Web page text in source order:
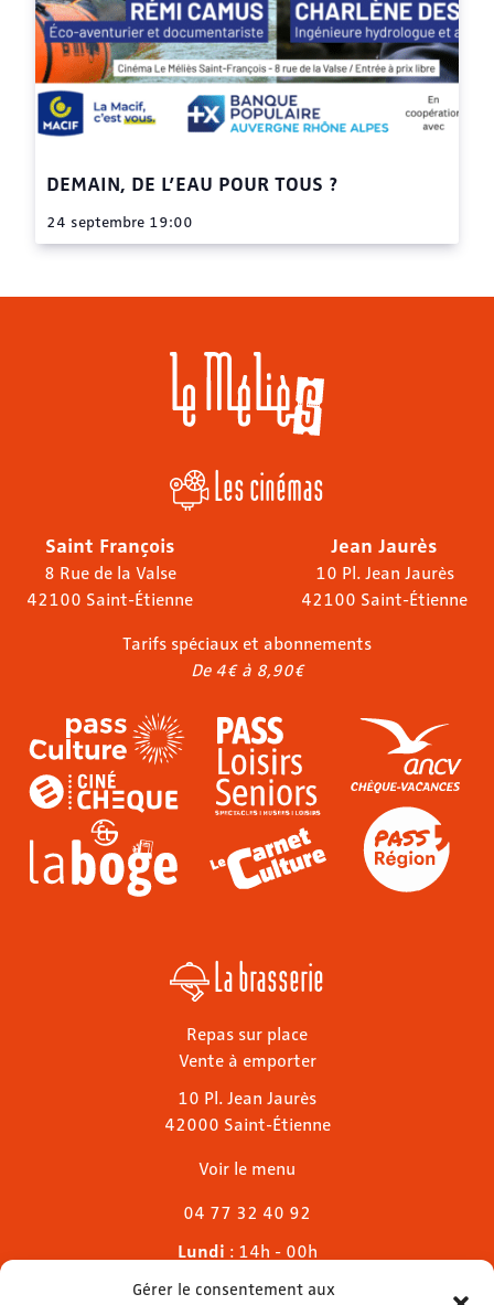
Gérer le consentement aux
DEMAIN, DE L’EAU POUR TOUS ?
24 septembre 19:00
Les cinémas
Saint François
8 Rue de la Valse
42100 Saint-Étienne
Jean Jaurès
10 Pl. Jean Jaurès
42100 Saint-Étienne
Tarifs spéciaux et abonnements
De 4€ à 8,90€
La brasserie
Repas sur place
Vente à emporter
10 Pl. Jean Jaurès
42000 Saint-Étienne
Voir le menu
04 77 32 40 92
Lundi : 14h - 00h
Mardi & mercredi